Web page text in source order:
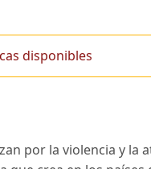
disponibles
por la violencia y la